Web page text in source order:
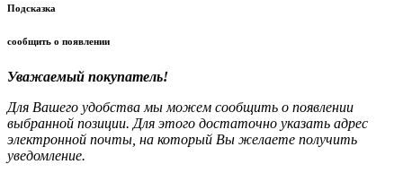
Подсказка
сообщить о появлении
Уважаемый покупатель!
Для Вашего удобства мы можем сообщить о появлении
выбранной позиции. Для этого достаточно указать адрес
электронной почты, на который Вы желаете получить
уведомление.